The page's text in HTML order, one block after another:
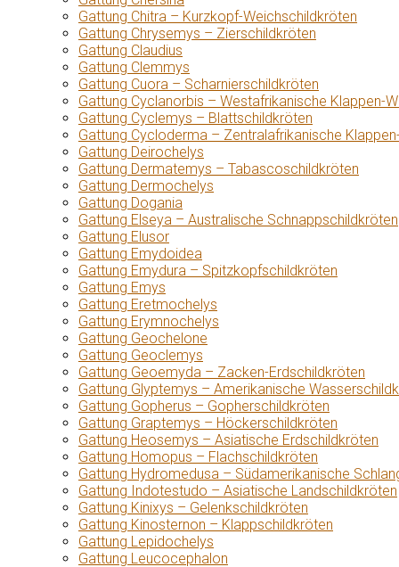
Gattung Chitra – Kurzkopf-Weichschildkröten
Gattung Chrysemys – Zierschildkröten
Gattung Claudius
Gattung Clemmys
Gattung Cuora – Scharnierschildkröten
Gattung Cyclanorbis – Westafrikanische Klappen-
Gattung Cyclemys – Blattschildkröten
Gattung Cycloderma – Zentralafrikanische
Gattung Deirochelys
Gattung Dermatemys – Tabascoschildkröten
Gattung Dermochelys
Gattung Dogania
Gattung Elseya – Australische Schnappschildkröten
Gattung Elusor
Gattung Emydoidea
Gattung Emydura – Spitzkopfschildkröten
Gattung Emys
Gattung Eretmochelys
Gattung Erymnochelys
Gattung Geochelone
Gattung Geoclemys
Gattung Geoemyda – Zacken-Erdschildkröten
Gattung Glyptemys – Amerikanische
Gattung Gopherus – Gopherschildkröten
Gattung Graptemys – Höckerschildkröten
Gattung Heosemys – Asiatische Erdschildkröten
Gattung Homopus – Flachschildkröten
Gattung Hydromedusa – Südamerikanische
Gattung Indotestudo – Asiatische Landschildkröten
Gattung Kinixys – Gelenkschildkröten
Gattung Kinosternon – Klappschildkröten
Gattung Lepidochelys
Gattung Leucocephalon